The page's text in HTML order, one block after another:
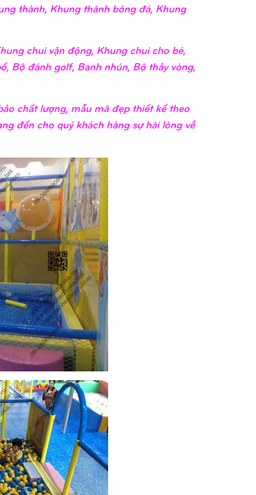
thành, Khung thành bóng đá, Khung
chui vận động, Khung chui cho bé,
Bộ đánh golf, Banh nhún, Bộ thảy vòng,
chất lượng, mẫu mã đẹp thiết kế theo
đến cho quý khách hàng sự hài lòng về